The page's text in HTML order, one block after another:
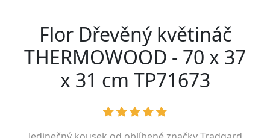
Flor Dřevěný květináč
THERMOWOOD - 70 x 37
x 31 cm TP71673